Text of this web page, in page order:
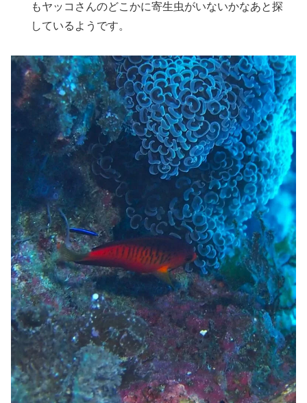
もヤッコさんのどこかに寄生虫がいないかなあと探
しているようです。